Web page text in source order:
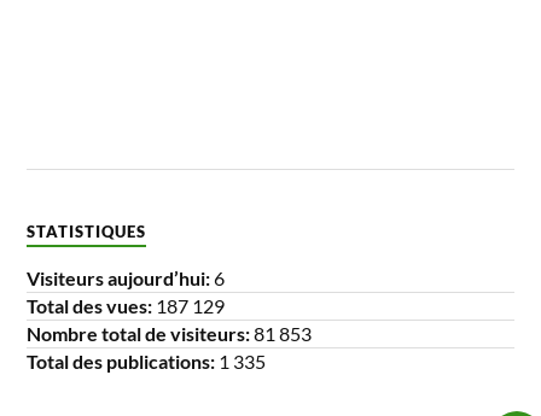
STATISTIQUES
Visiteurs aujourd’hui:6
Total des vues: 187 129
Nombre total de visiteurs:81 853
Total des publications: 1 335